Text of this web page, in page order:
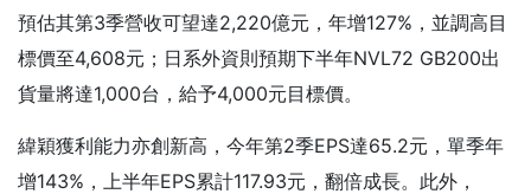
預估其第3季營收可望達2,220億元，年增127%，並調高目
標價至4,608元；日系外資則預期下半年NVL72 GB200出
貨量將達1,000台，給予4,000元目標價。
緯穎獲利能力亦創新高，今年第2季EPS達65.2元，單季年
增143%，上半年EPS累計117.93元，翻倍成長。此外，